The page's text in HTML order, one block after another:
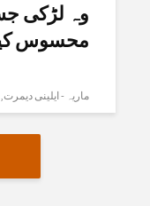
وہ لڑکی
محسوس
ماریہ - ایلینی دیمرت